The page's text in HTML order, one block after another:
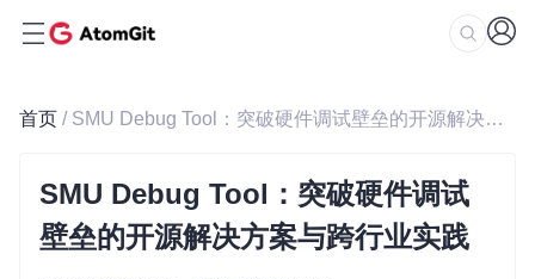
首页 / SMU Debug Tool：突破硬件调试壁垒的开源解决方案与跨行业实践
SMU Debug Tool：突破硬件调试
壁垒的开源解决方案与跨行业实践